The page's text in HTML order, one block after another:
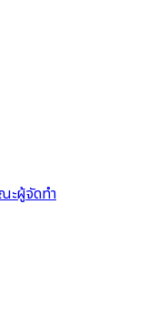
ะผู้จัดทำ